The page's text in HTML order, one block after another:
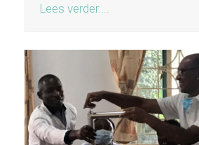
Lees verder....